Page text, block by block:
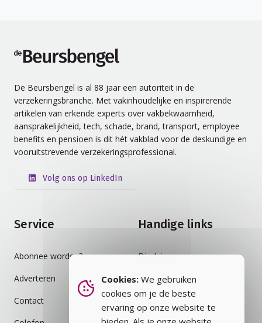
De Beursbengel is al 88 jaar een autoriteit in de
verzekeringsbranche. Met vakinhoudelijke en inspirerende
artikelen van erkende experts over vakbekwaamheid,
aansprakelijkheid, tech, schade, brand, transport, employee
benefits en pensioen is dit hét vakblad voor de deskundige en
vooruitstrevende verzekeringsprofessional.
Volg ons op LinkedIn
Service
Abonnee worden?
Adverteren
Contact
Handige links
Disclaimer
Auteursrecht
Cookiebeleid
Cookies: We gebruiken
cookies om je de beste
ervaring op onze website te